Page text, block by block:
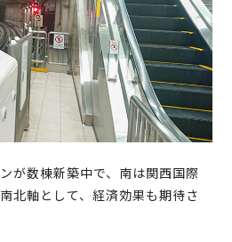
が数棟新築中で、南は関西国際
北軸として、経済効果も期待さ